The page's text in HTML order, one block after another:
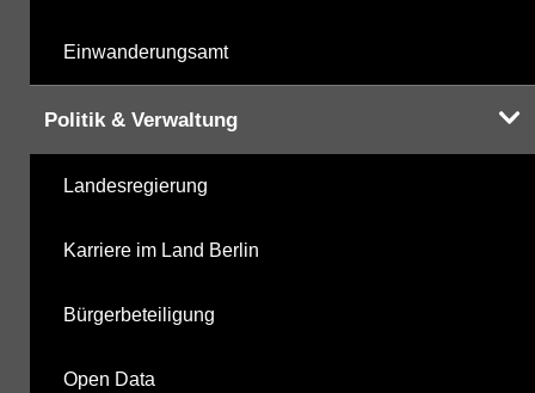
Einwanderungsamt
Politik & Verwaltung
Landesregierung
Karriere im Land Berlin
Bürgerbeteiligung
Open Data